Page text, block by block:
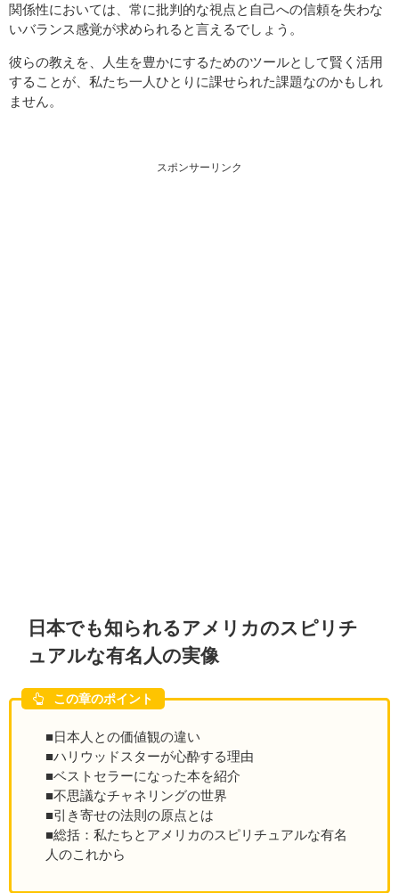
関係性においては、常に批判的な視点と自己への信頼を失わな
いバランス感覚が求められると言えるでしょう。
彼らの教えを、人生を豊かにするためのツールとして賢く活用
することが、私たち一人ひとりに課せられた課題なのかもしれ
ません。
スポンサーリンク
日本でも知られるアメリカのスピリチ
ュアルな有名人の実像
この章のポイント
■日本人との価値観の違い
■ハリウッドスターが心酔する理由
■ベストセラーになった本を紹介
■不思議なチャネリングの世界
■引き寄せの法則の原点とは
■総括：私たちとアメリカのスピリチュアルな有名
人のこれから